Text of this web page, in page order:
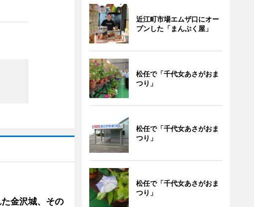
金沢城、その
近江町市場エムザ口にオー
プンした「まんぷく屋」
松任で「千代女あさがおま
つり」
松任で「千代女あさがおま
つり」
松任で「千代女あさがおま
つり」